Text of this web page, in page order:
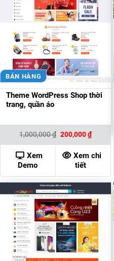
BÁN HÀNG
Theme WordPress Shop thời
trang, quần áo
1,000,000₫ Giá
là:
1,000,000 ₫.
200,000₫Giá
hiện
tại
là:
Xem
Demo
Xem chi
tiết